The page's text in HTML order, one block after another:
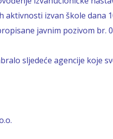
izvan škole dana
javnim pozivom br.
sljedeće agencije koje